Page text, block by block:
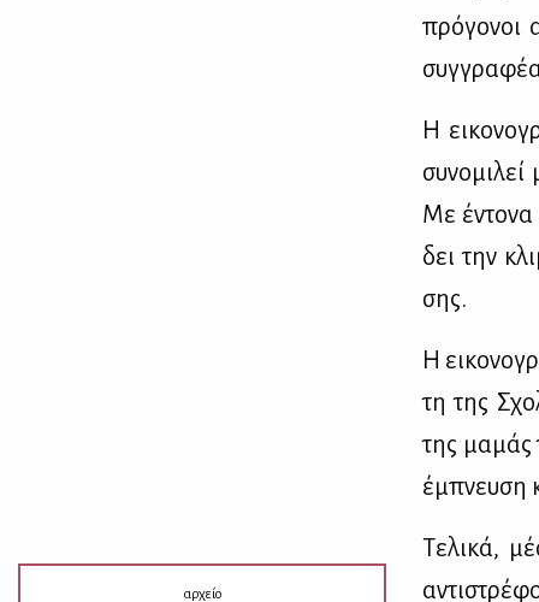
αρχείο
πρό­γο­νοι
Η
Με έντο­να
δει την
σης.
Η
τη της
της μα­μάς
έμπνευ­ση
Τε­λι­κά,